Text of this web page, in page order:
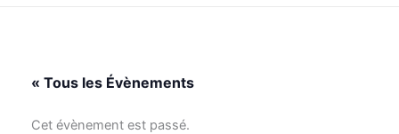
« Tous les Évènements
Cet évènement est passé.